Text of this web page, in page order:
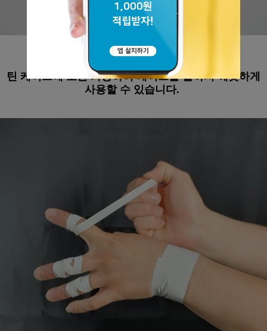
가자 테이프의 최대 장점은
틴 케이스에 보관 가능하여 테이프를 끝까지 깨끗하게
사용할 수 있습니다.